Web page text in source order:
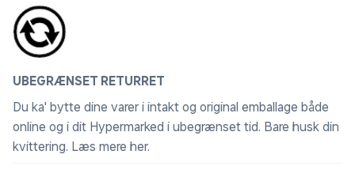
UBEGRÆNSET RETURRET
Du ka' bytte dine varer i intakt og original emballage både
online og i dit Hypermarked i ubegrænset tid. Bare husk din
kvittering. Læs mere her.